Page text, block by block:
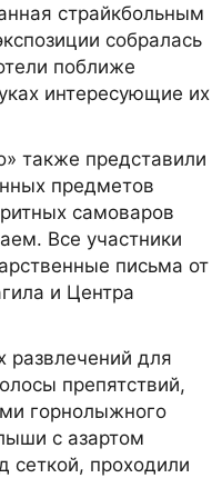
страйкбольным
собралась
поближе
интересующие их
также представили
предметов
самоваров
Все участники
письма от
и Центра
развлечений для
препятствий,
горнолыжного
с азартом
сеткой, проходили